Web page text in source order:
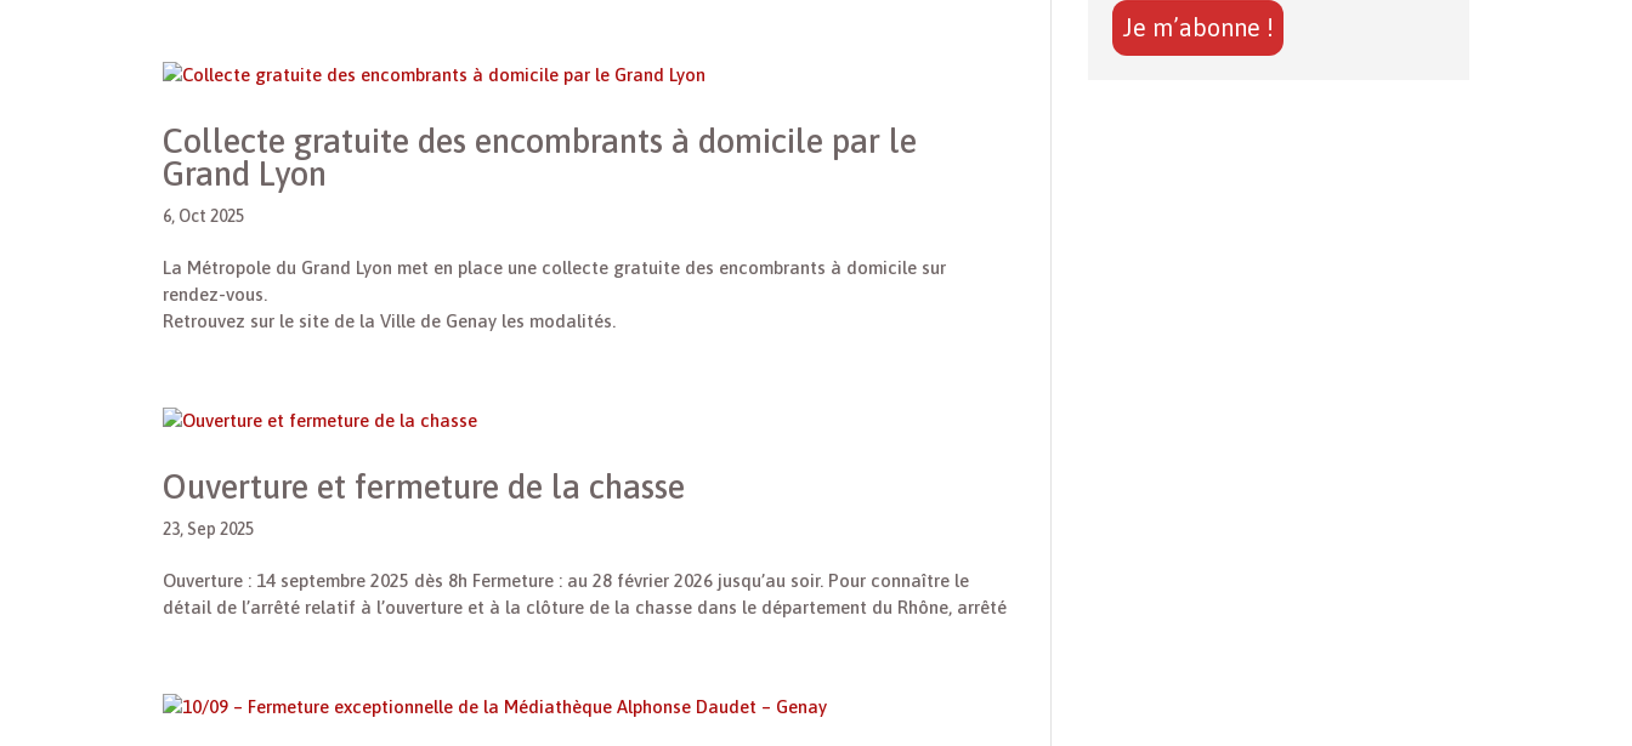
Collecte gratuite des encombrants à domicile par le
Grand Lyon
6, Oct 2025
La Métropole du Grand Lyon met en place une collecte gratuite des encombrants à domicile sur
rendez-vous.
Retrouvez sur le site de la Ville de Genay les modalités.
Ouverture et fermeture de la chasse
23, Sep 2025
Ouverture : 14 septembre 2025 dès 8h Fermeture : au 28 février 2026 jusqu’au soir. Pour connaître le
détail de l’arrêté relatif à l’ouverture et à la clôture de la chasse dans le département du Rhône, arrêté